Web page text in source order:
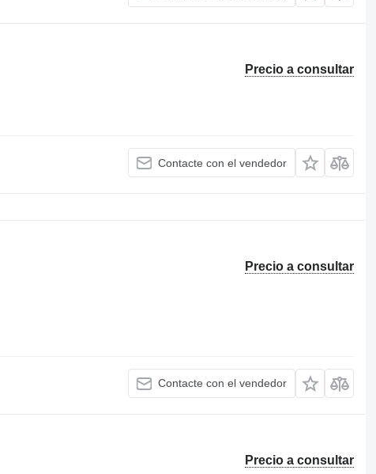
Precio a consultar
Contacte con el vendedor
Precio a consultar
Contacte con el vendedor
Precio a consultar